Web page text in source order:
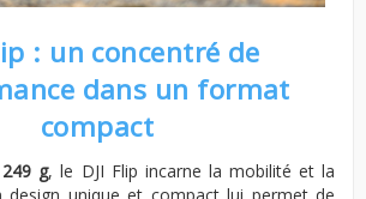
: un concentré de
dans un format
compact
g, le DJI Flip incarne la mobilité et la